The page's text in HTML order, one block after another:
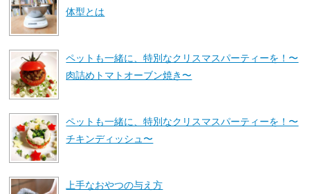
体型とは
ペットも一緒に、特別なクリスマスパーティーを！〜
肉詰めトマトオーブン焼き〜
ペットも一緒に、特別なクリスマスパーティーを！〜
チキンディッシュ〜
上手なおやつの与え方